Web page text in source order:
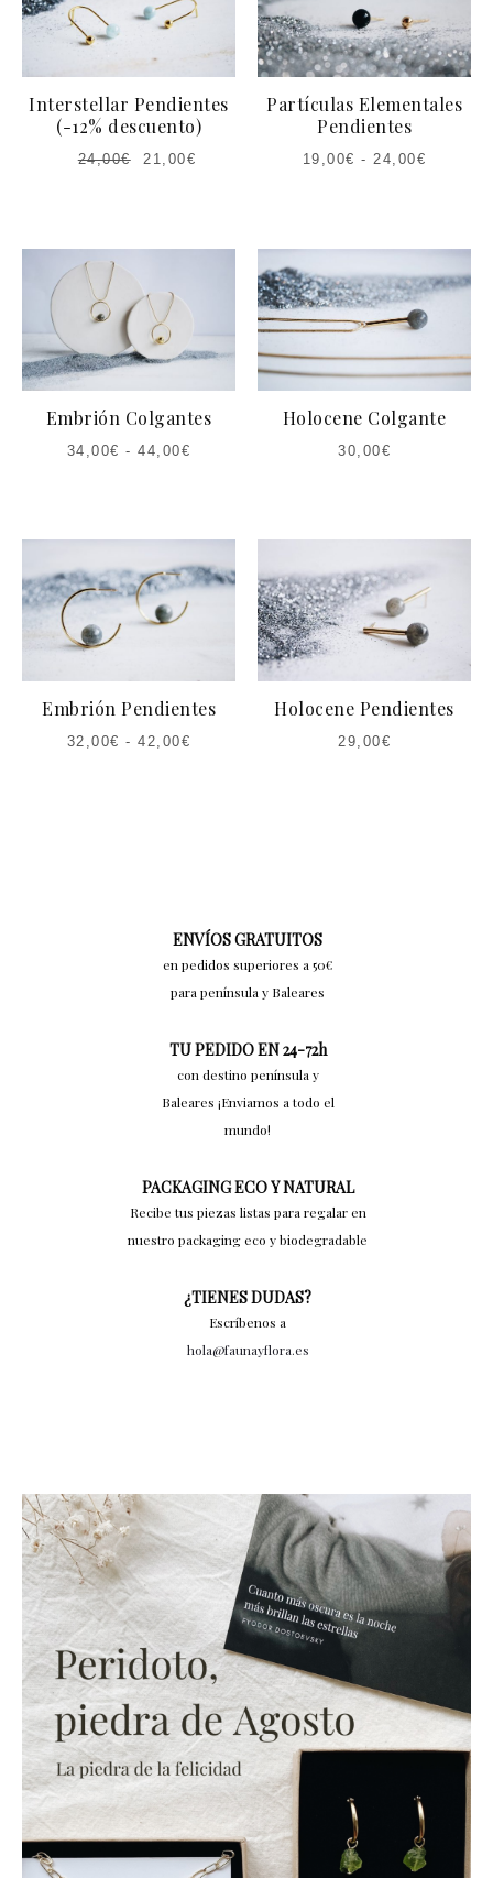
Interstellar Pendientes
(-12% descuento)
24,00€ 21,00€
Partículas Elementales
Pendientes
19,00€ -24,00€
Embrión Colgantes
34,00€ -44,00€
Holocene Colgante
30,00€
Embrión Pendientes
32,00€ -42,00€
Holocene Pendientes
29,00€
ENVÍOS GRATUITOS
en pedidos superiores a 50€
para península y Baleares
TU PEDIDO EN 24-72h
con destino península y
Baleares ¡Enviamos a todo el
mundo!
PACKAGING ECO Y NATURAL
Recibe tus piezas listas para regalar en
nuestro packaging eco y biodegradable
¿TIENES DUDAS?
Escríbenos a
hola@faunayflora.es